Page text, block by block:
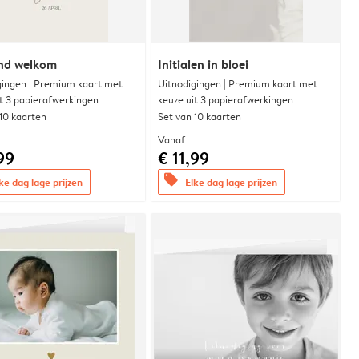
welkom
| Premium kaart met
3 papierafwerkingen
kaarten
dag lage prijzen
Initialen in bloei
Uitnodigingen | Premium kaart met
keuze uit 3 papierafwerkingen
Set van 10 kaarten
Vanaf
€ 11,99
offers Elke dag lage prijzen